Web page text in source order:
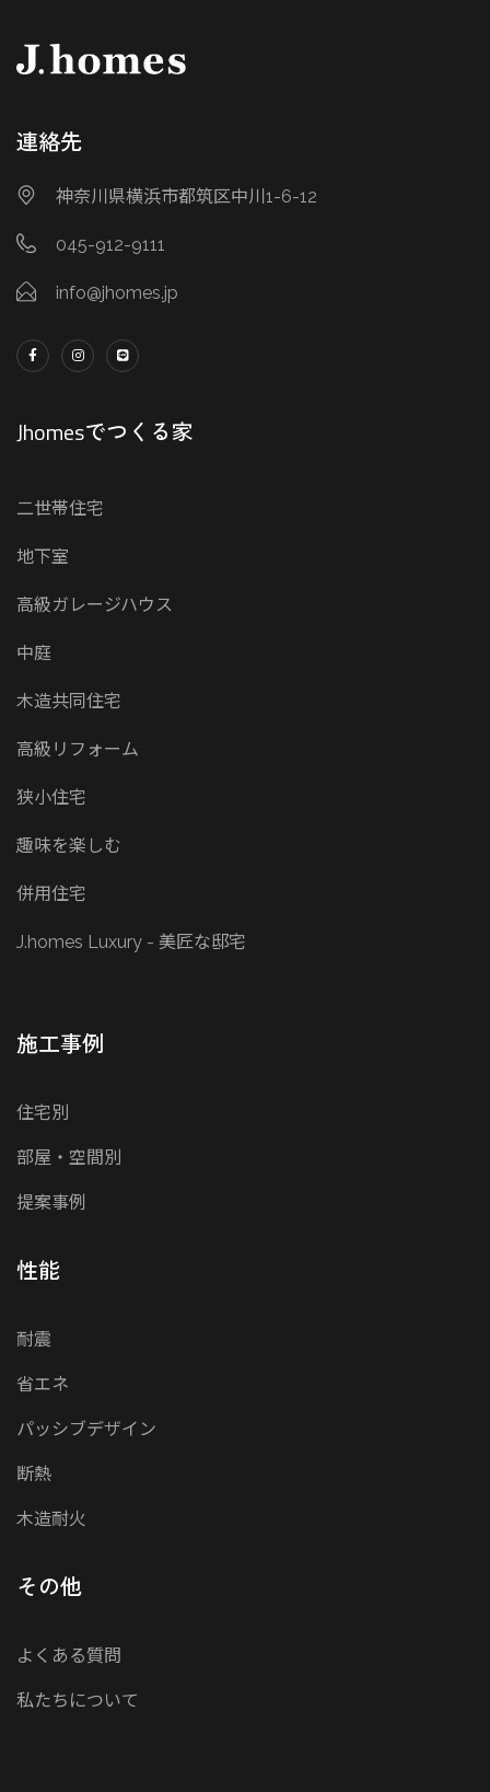
連絡先
神奈川県横浜市都筑区中川1-6-12
045-912-9111
info@jhomes.jp
Jhomesでつくる家
二世帯住宅
地下室
高級ガレージハウス
中庭
木造共同住宅
高級リフォーム
狭小住宅
趣味を楽しむ
併用住宅
J.homes Luxury - 美匠な邸宅
施工事例
住宅別
部屋・空間別
提案事例
性能
耐震
省エネ
パッシブデザイン
断熱
木造耐火
その他
よくある質問
私たちについて